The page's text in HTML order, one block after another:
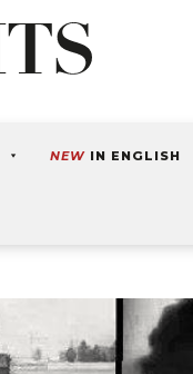
NEW IN ENGLISH